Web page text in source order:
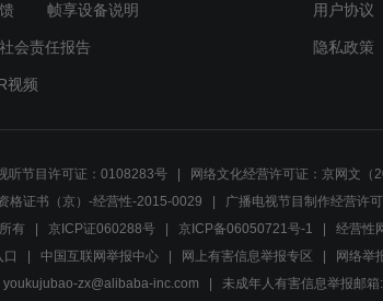
帧享设备说明
会责任报告
视频
用户协议
隐私政策
听节目许可证：0108283号 网络文化经营许可证：京网文（
格证书（京）-经营性-2015-0029
广播电视节目制作经营许
有
京ICP证060288号 京ICP备06050721号-1 经营性
口
中国互联网举报中心 网上有害信息举报专区 网络举
youkujubao-zx@alibaba-inc.com
未成年人有害信息举报邮